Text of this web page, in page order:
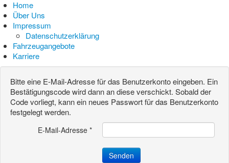
Home
Über Uns
Impressum
Datenschutzerklärung
Fahrzeugangebote
Karriere
Bitte eine E-Mail-Adresse für das Benutzerkonto eingeben. Ein
Bestätigungscode wird dann an diese verschickt. Sobald der
Code vorliegt, kann ein neues Passwort für das Benutzerkonto
festgelegt werden.
E-Mail-Adresse *
Senden